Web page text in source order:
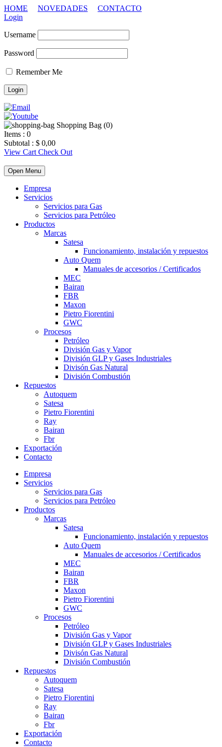
HOME NOVEDADES
CONTACTO
Login
Username
Password
Remember Me
Shopping Bag (0)
Items : 0
Subtotal : $ 0,00
View Cart Check Out
Open Menu
Empresa
Servicios
Servicios para Gas
Servicios para Petróleo
Productos
Marcas
Satesa
Funcionamiento, instalación y repuestos
Auto Quem
Manuales de accesorios / Certificados
MEC
Bairan
FBR
Maxon
Pietro Fiorentini
GWC
Procesos
Petróleo
División Gas y Vapor
División GLP y Gases Industriales
Divisón Gas Natural
División Combustión
Repuestos
Autoquem
Satesa
Pietro Fiorentini
Ray
Bairan
Fbr
Exportación
Contacto
Empresa
Servicios
Servicios para Gas
Servicios para Petróleo
Productos
Marcas
Satesa
Funcionamiento, instalación y repuestos
Auto Quem
Manuales de accesorios / Certificados
MEC
Bairan
FBR
Maxon
Pietro Fiorentini
GWC
Procesos
Petróleo
División Gas y Vapor
División GLP y Gases Industriales
Divisón Gas Natural
División Combustión
Repuestos
Autoquem
Satesa
Pietro Fiorentini
Ray
Bairan
Fbr
Exportación
Contacto